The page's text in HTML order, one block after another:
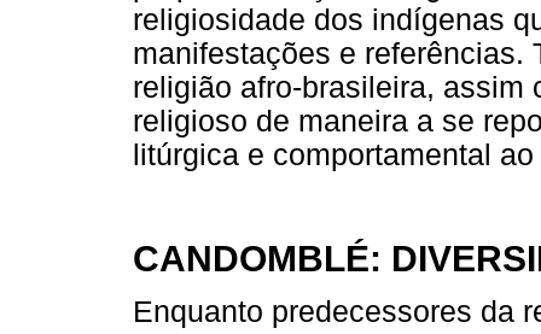
religiosidade dos indígenas
manifestações e referências.
religião afro-brasileira, assim
religioso de maneira a se
litúrgica e comportamental
CANDOMBLÉ:
Enquanto predecessores da